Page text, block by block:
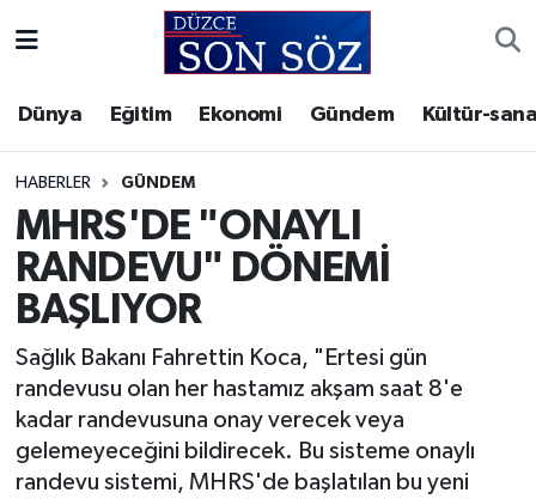
Dünya Eğitim Ekonomi Gündem Kültür-
HABERLER GÜNDEM
MHRS'DE "ONAYLI
RANDEVU" DÖNEMİ
BAŞLIYOR
Sağlık Bakanı Fahrettin Koca, "Ertesi gün
randevusu olan her hastamız akşam saat 8'e
kadar randevusuna onay verecek veya
gelemeyeceğini bildirecek. Bu sisteme onaylı
randevu sistemi, MHRS'de başlatılan bu yeni
Gizlilik Sözleşmesi
İletişim
Künye
Video Galeri
Akçakoca Hava Durumu
Akçakoca Trafik Yoğunluk Haritası
Süper Lig Puan Durumu ve Fikstür
Tüm Manşetler
Son Dakika Haberleri
Haber Arşivi